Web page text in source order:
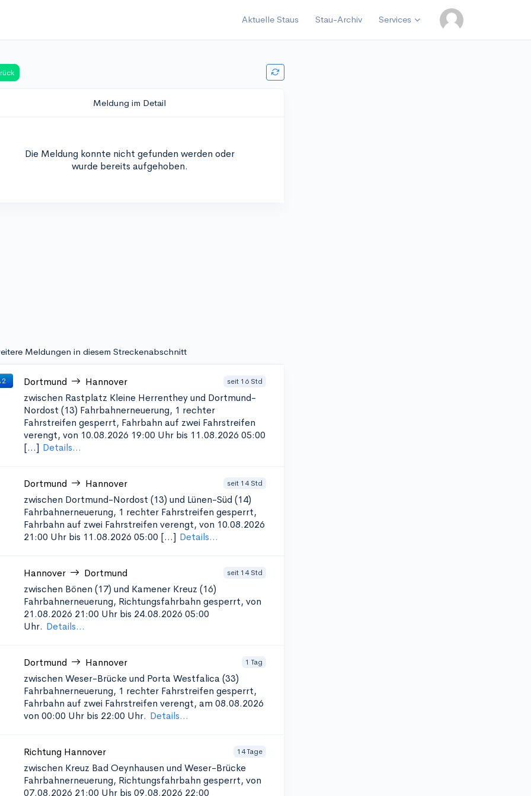
Aktuelle Staus Stau-Archiv Services
Meldung im Detail
Die Meldung konnte nicht gefunden werden oder
wurde bereits aufgehoben.
Meldungen in diesem Streckenabschnitt
2 Dortmund Hannover seit 16 Std
zwischen Rastplatz Kleine Herrenthey und Dortmund-
Nordost (13) Fahrbahnerneuerung, 1 rechter
Fahrstreifen gesperrt, Fahrbahn auf zwei Fahrstreifen
verengt, von 10.08.2026 19:00 Uhr bis 11.08.2026 05:00
[...] Details...
Dortmund Hannover seit 14 Std
zwischen Dortmund-Nordost (13) und Lünen-Süd (14)
Fahrbahnerneuerung, 1 rechter Fahrstreifen gesperrt,
Fahrbahn auf zwei Fahrstreifen verengt, von 10.08.2026
21:00 Uhr bis 11.08.2026 05:00 [...] Details...
Hannover Dortmund seit 14 Std
zwischen Bönen (17) und Kamener Kreuz (16)
Fahrbahnerneuerung, Richtungsfahrbahn gesperrt, von
21.08.2026 21:00 Uhr bis 24.08.2026 05:00
Uhr. Details...
Dortmund Hannover 1 Tag
zwischen Weser-Brücke und Porta Westfalica (33)
Fahrbahnerneuerung, 1 rechter Fahrstreifen gesperrt,
Fahrbahn auf zwei Fahrstreifen verengt, am 08.08.2026
von 00:00 Uhr bis 22:00 Uhr. Details...
Richtung Hannover 14 Tage
zwischen Kreuz Bad Oeynhausen und Weser-Brücke
Fahrbahnerneuerung, Richtungsfahrbahn gesperrt, von
07.08.2026 21:00 Uhr bis 09.08.2026 22:00